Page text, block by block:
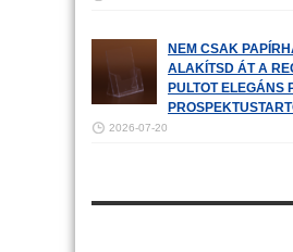
NEM CSAK
ALAKÍTSD ÁT A
PULTOT ELEGÁNS
2026-07-20